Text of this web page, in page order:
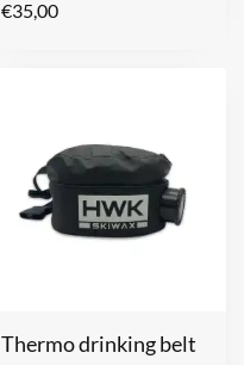
€35,00
Thermo drinking belt